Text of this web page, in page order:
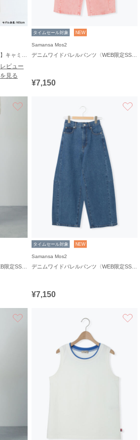
レビュー
を見る
タイムセール対象 NEW
Samansa Mos2
¥7,150
タイムセール対象 NEW
Samansa Mos2
¥7,150